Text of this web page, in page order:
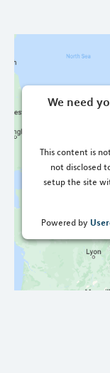
We need
This content is
not disclosed
setup the site
Powered by